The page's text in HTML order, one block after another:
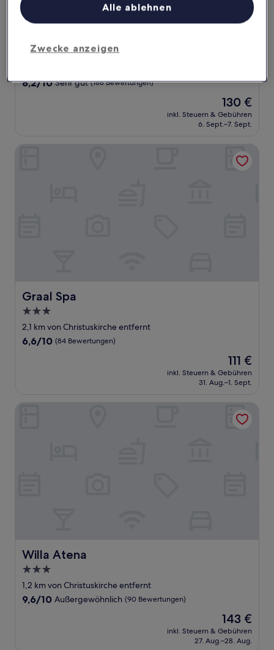
3.0-
Unterkunft
8.2
Bewertungen)
8,2/10 Sehr gut (188 Bewertungen)
Der
Preis
beträgt
130 €
inkl. Steuern & Gebühren
6. Sept.–7. Sept.
Graal Spa
Graal Spa
3.0-
Sterne-
Unterkunft
2,1 km von Christuskirche entfernt
6.6
6,6/10 (84 Bewertungen)
Der
Preis
beträgt
111 €
inkl. Steuern & Gebühren
31. Aug.–1. Sept.
Willa Atena
Willa Atena
3.0-
Sterne-
Unterkunft
1,2 km von Christuskirche entfernt
9.6
9,6/10 Außergewöhnlich (90 Bewertungen)
Der
Preis
beträgt
143 €
inkl. Steuern & Gebühren
27. Aug.–28. Aug.
Zwecke anzeigen
Alle ablehnen